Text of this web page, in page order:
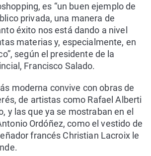
es “un buen ejemplo de
privada, una manera de
éxito nos está dando a nivel
materias y, especialmente, en
según el presidente de la
Francisco Salado.
moderna convive con obras de
de artistas como Rafael Alberti
y las que ya se mostraban en el
Ordóñez, como el vestido de
francés Christian Lacroix le